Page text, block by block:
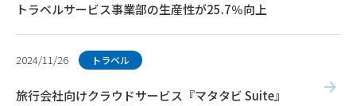
トラベルサービス事業部の生産性が25.7％向上
2024/11/26 トラベル
旅行会社向けクラウドサービス『マタタビ Suite』